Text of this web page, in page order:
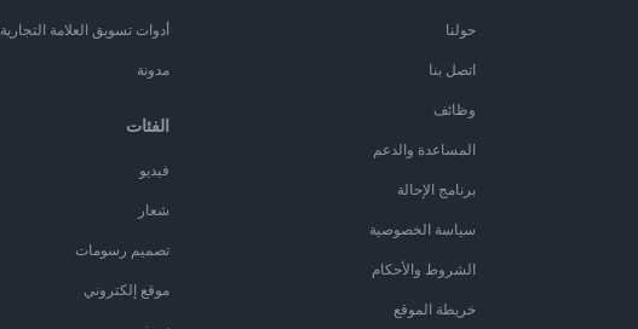
حولنا
اتصل بنا
وظائف
المساعدة والدعم
برنامج الإحالة
سياسة الخصوصية
الشروط والأحكام
خريطة الموقع
أدوات تسويق العلامة التجارية
مدونة
الفئات
فيديو
شعار
تصميم رسومات
موقع إلكتروني